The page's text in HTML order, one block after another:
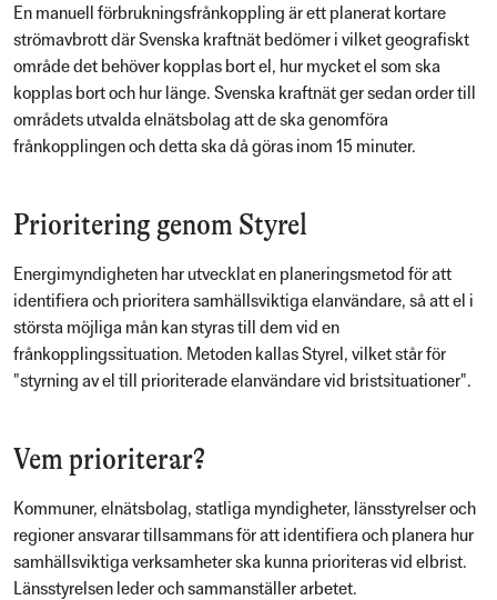
En manuell förbrukningsfrånkoppling är ett planerat kortare
strömavbrott där Svenska kraftnät bedömer i vilket geografiskt
område det behöver kopplas bort el, hur mycket el som ska
kopplas bort och hur länge. Svenska kraftnät ger sedan order till
områdets utvalda elnätsbolag att de ska genomföra
frånkopplingen och detta ska då göras inom 15 minuter.
Prioritering genom Styrel
Energimyndigheten har utvecklat en planeringsmetod för att
identifiera och prioritera samhällsviktiga elanvändare, så att el i
största möjliga mån kan styras till dem vid en
frånkopplingssituation. Metoden kallas Styrel, vilket står för
"styrning av el till prioriterade elanvändare vid bristsituationer".
Vem prioriterar?
Kommuner, elnätsbolag, statliga myndigheter, länsstyrelser och
regioner ansvarar tillsammans för att identifiera och planera hur
samhällsviktiga verksamheter ska kunna prioriteras vid elbrist.
Länsstyrelsen leder och sammanställer arbetet.